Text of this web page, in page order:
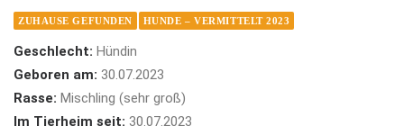
ZUHAUSE GEFUNDEN HUNDE – VERMITTELT 2023
Geschlecht: Hündin
Geboren am: 30.07.2023
Rasse: Mischling (sehr groß)
Im Tierheim seit: 30.07.2023